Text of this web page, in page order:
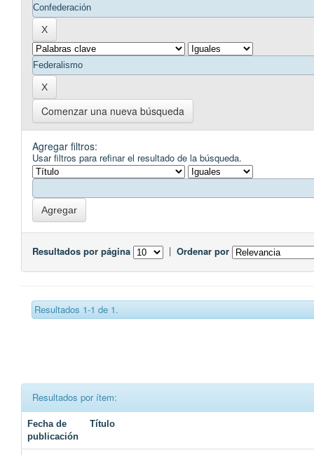
Comenzar una nueva búsqueda
Agregar filtros:
Usar filtros para refinar el resultado de la búsqueda.
Resultados por página | Ordenar por
Resultados 1-1 de 1.
Resultados por ítem:
Fecha de
publicación
Título